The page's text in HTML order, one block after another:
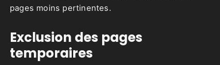
pages moins pertinentes.
Exclusion des pages
temporaires